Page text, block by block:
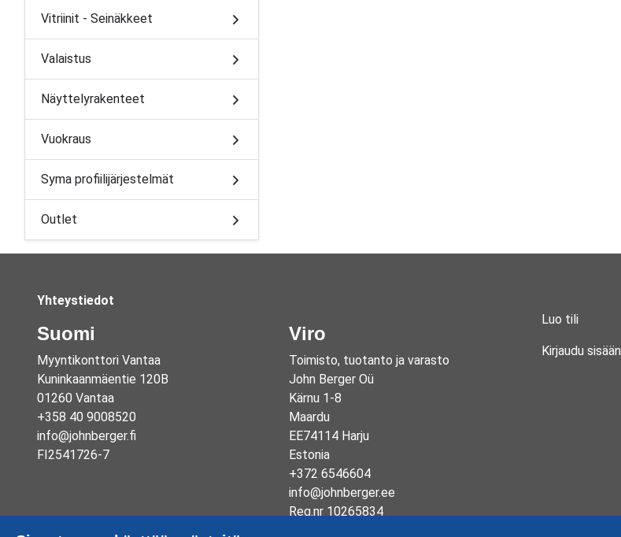
Vitriinit - Seinäkkeet
Valaistus
Näyttelyrakenteet
Vuokraus
Syma profiilijärjestelmät
Outlet
Yhteystiedot
Suomi
Myyntikonttori Vantaa
Kuninkaanmäentie 120B
01260 Vantaa
+358 40 9008520
info@johnberger.fi
FI2541726-7
Viro
Toimisto, tuotanto ja varasto
John Berger Oü
Kärnu 1-8
Maardu
EE74114 Harju
Estonia
+372 6546604
info@johnberger.ee
Reg.nr 10265834
Luo tili
Kirjaudu sisään